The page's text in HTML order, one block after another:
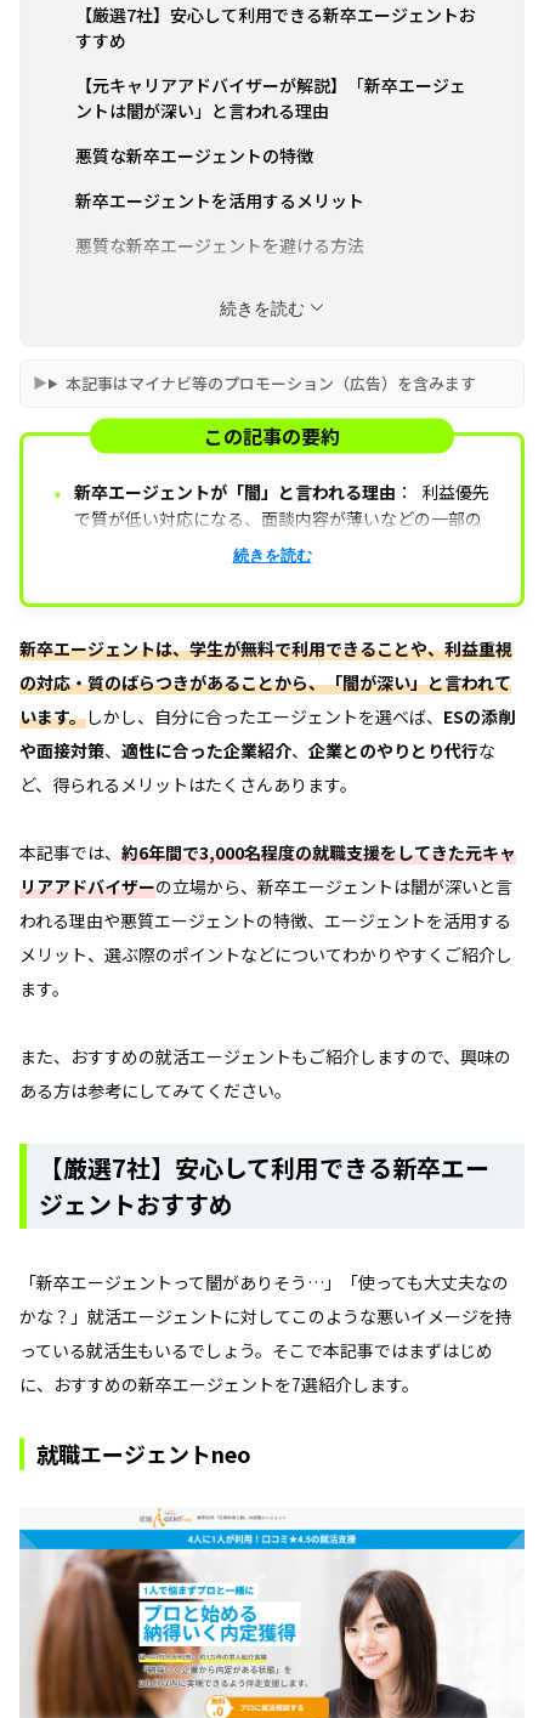
【厳選7社】安心して利用できる新卒エージェントお
すすめ
【元キャリアアドバイザーが解説】「新卒エージェ
ントは闇が深い」と言われる理由
悪質な新卒エージェントの特徴
新卒エージェントを活用するメリット
悪質な新卒エージェントを避ける方法
続きを読む
本記事はマイナビ等のプロモーション（広告）を含みます
この記事の要約
・ 新卒エージェントが「闇」と言われる理由 ：
利益優先
で質が低い対応になる、面談内容が薄いなどの一部の
悪質なエージェントの評価が、“新卒エージェントは
闇”と言われる原因になっている。
新卒エージェントを利用するメリット
接対策、非公開求人紹介、第三者視点の評価が得られ
るなど、就活を効率的に進められる利点がある。
悪質な新卒エージェントを避ける方法
口コミ・実
績・提携企業数を事前に確認し、自分の希望や意思を
明確に伝えたうえで複数エージェントで比較すること
が大切
続きを読む
新卒エージェントは、学生が無料で利用できることや、利益重視
の対応・質のばらつきがあることから、「闇が深い」と言われて
います。しかし、自分に合ったエージェントを選べば、 ESの添削
や面接対策、 適性に合った企業紹介、 企業とのやりとり代行な
ど、得られるメリットはたくさんあります。
本記事では、 約6年間で3,000名程度の就職支援をしてきた元キャ
リアアドバイザーの立場から、新卒エージェントは闇が深いと言
われる理由や悪質エージェントの特徴、エージェントを活用する
メリット、選ぶ際のポイントなどについてわかりやすくご紹介し
ます。
また、おすすめの就活エージェントもご紹介しますので、興味の
ある方は参考にしてみてください。
【厳選7社】安心して利用できる新卒エー
ジェントおすすめ
「新卒エージェントって闇がありそう…」「使っても大丈夫なの
かな？」就活エージェントに対してこのような悪いイメージを持
っている就活生もいるでしょう。そこで本記事ではまずはじめ
に、おすすめの新卒エージェントを7選紹介します。
就職エージェントneo